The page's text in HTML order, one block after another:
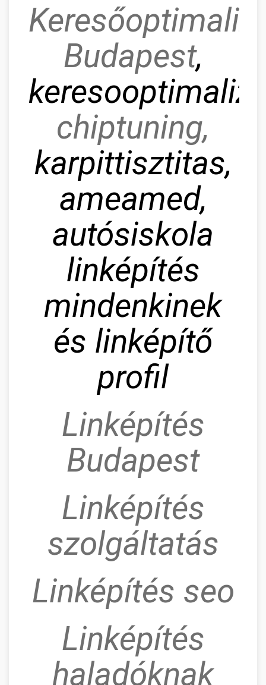
Budapest,
chiptuning,
karpittisztitas,
ameamed,
autósiskola
linképítés
mindenkinek
és linképítő
profil
Linképítés
Budapest
Linképítés
szolgáltatás
Linképítés seo
Linképítés
haladóknak